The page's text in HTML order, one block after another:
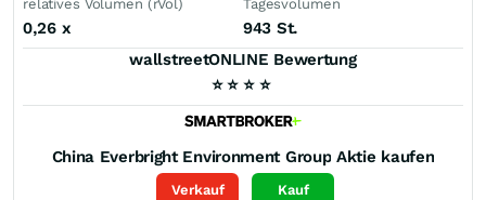
relatives Volumen (rVol)
0,26 x
Tagesvolumen
943 St.
wallstreetONLINE Bewertung
⭐ ⭐ ⭐ ⭐
China Everbright Environment Group Aktie kaufen
Verkauf Kauf